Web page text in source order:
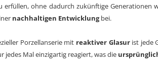
erfüllen, ohne dadurch zukünftige
nachhaltigen Entwicklungbei.
Porzellanserie mit reaktiver Glasurist jede
jedes Mal einzigartig reagiert, was die